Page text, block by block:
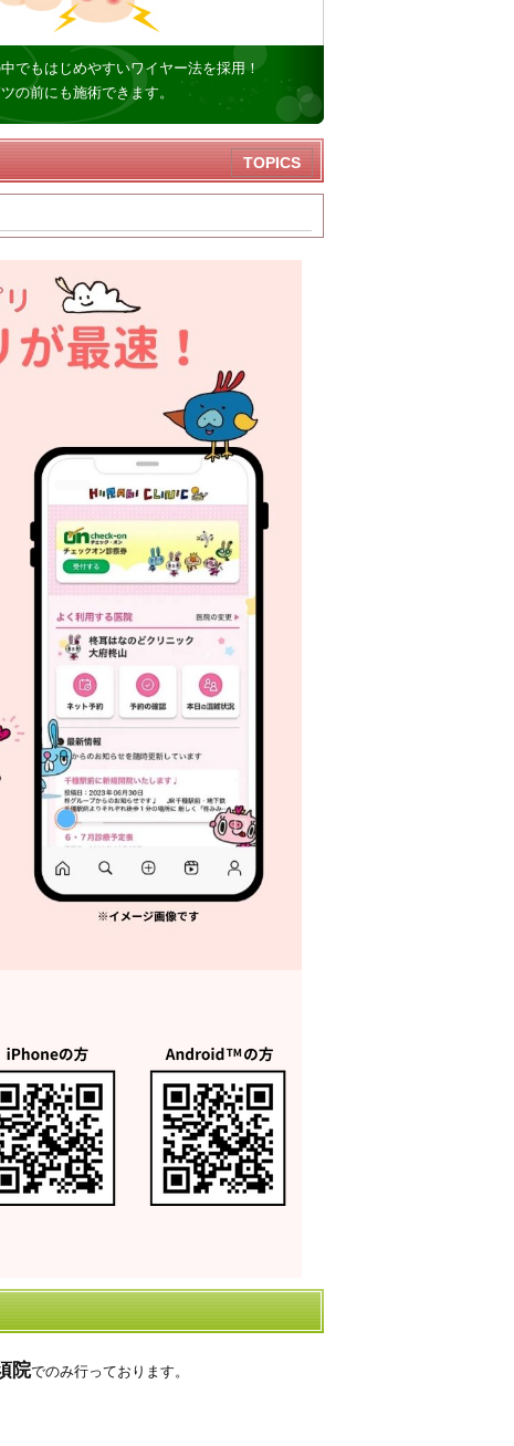
でもはじめやすいワイヤー法を採用！
の前にも施術できます。
TOPICS
院でのみ行っております。